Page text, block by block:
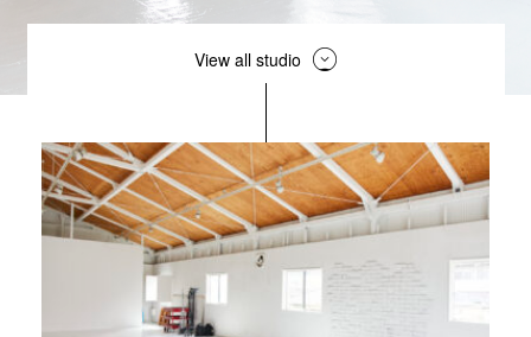
View all studio